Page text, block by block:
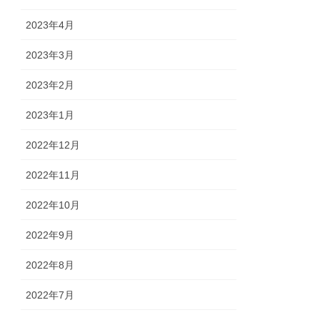
2023年4月
2023年3月
2023年2月
2023年1月
2022年12月
2022年11月
2022年10月
2022年9月
2022年8月
2022年7月